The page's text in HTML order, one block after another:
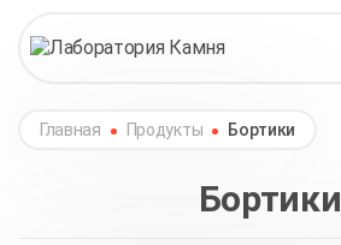
Главная Продукты Бортики
Бортики